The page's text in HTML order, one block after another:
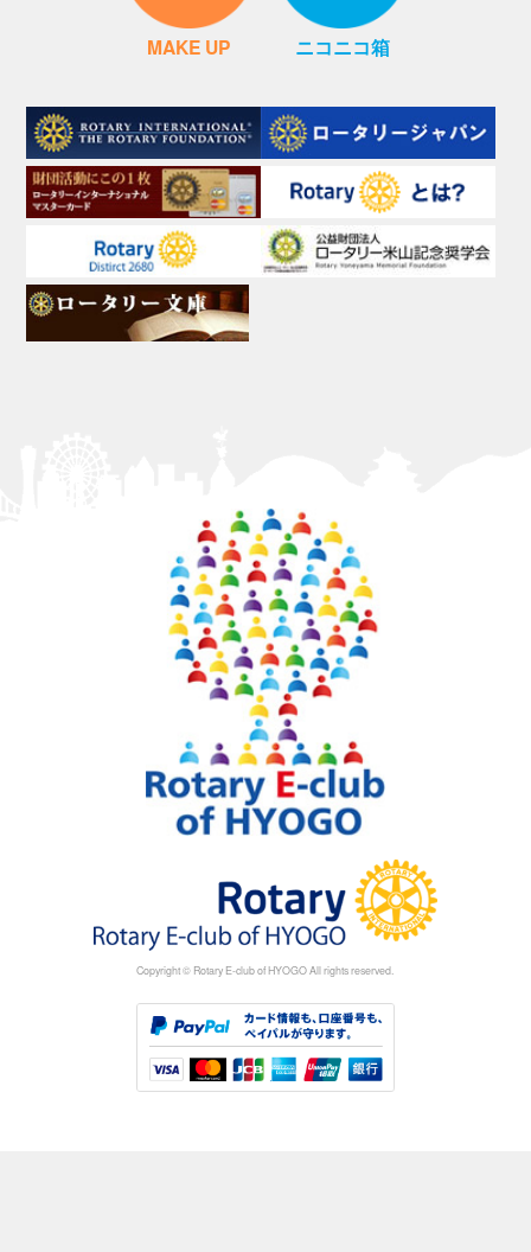
MAKE UP ニコニコ箱
Copyright © Rotary E-club of HYOGO All rights reserved.